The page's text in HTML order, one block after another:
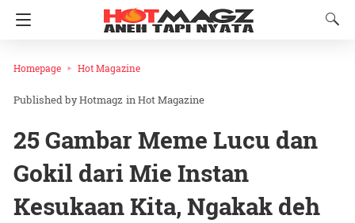
Homepage Hot Magazine
Hotmagz inHot Magazine
25 Gambar Meme Lucu dan
Gokil dari Mie Instan
Kesukaan Kita, Ngakak deh